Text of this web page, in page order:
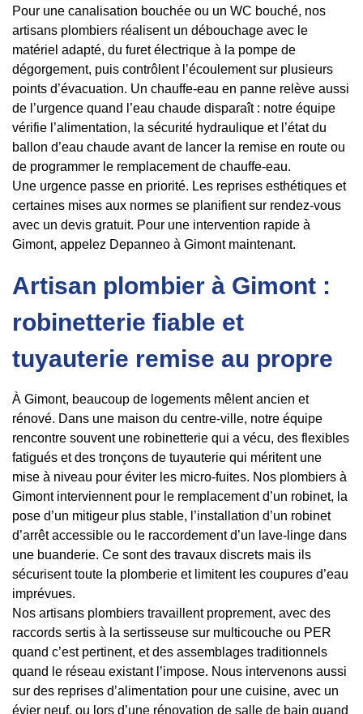
Pour une canalisation bouchée ou un WC bouché, nos
artisans plombiers réalisent un débouchage avec le
matériel adapté, du furet électrique à la pompe de
dégorgement, puis contrôlent l’écoulement sur plusieurs
points d’évacuation. Un chauffe-eau en panne relève aussi
de l’urgence quand l’eau chaude disparaît : notre équipe
vérifie l’alimentation, la sécurité hydraulique et l’état du
ballon d’eau chaude avant de lancer la remise en route ou
de programmer le remplacement de chauffe-eau.
Une urgence passe en priorité. Les reprises esthétiques et
certaines mises aux normes se planifient sur rendez-vous
avec un devis gratuit. Pour une intervention rapide à
Gimont, appelez Depanneo à Gimont maintenant.
Artisan plombier à Gimont :
robinetterie fiable et
tuyauterie remise au propre
À Gimont, beaucoup de logements mêlent ancien et
rénové. Dans une maison du centre-ville, notre équipe
rencontre souvent une robinetterie qui a vécu, des flexibles
fatigués et des tronçons de tuyauterie qui méritent une
mise à niveau pour éviter les micro-fuites. Nos plombiers à
Gimont interviennent pour le remplacement d’un robinet, la
pose d’un mitigeur plus stable, l’installation d’un robinet
d’arrêt accessible ou le raccordement d’un lave-linge dans
une buanderie. Ce sont des travaux discrets mais ils
sécurisent toute la plomberie et limitent les coupures d’eau
imprévues.
Nos artisans plombiers travaillent proprement, avec des
raccords sertis à la sertisseuse sur multicouche ou PER
quand c’est pertinent, et des assemblages traditionnels
quand le réseau existant l’impose. Nous intervenons aussi
sur des reprises d’alimentation pour une cuisine, avec un
évier neuf, ou lors d’une rénovation de salle de bain quand